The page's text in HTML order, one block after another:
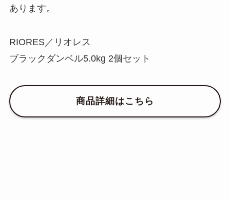
あります。
RIORES／リオレス
ブラックダンベル5.0kg 2個セット
商品詳細はこちら